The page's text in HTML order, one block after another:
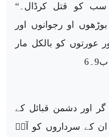
سب کو قتل کرڈال۔“
ب 15۔3 ”تم بوڑھوں او رجوانوں اور
عورتوں کو بالکل مار
اور دشمن قبائل کے
ان کے سرداروں کو آپؐ